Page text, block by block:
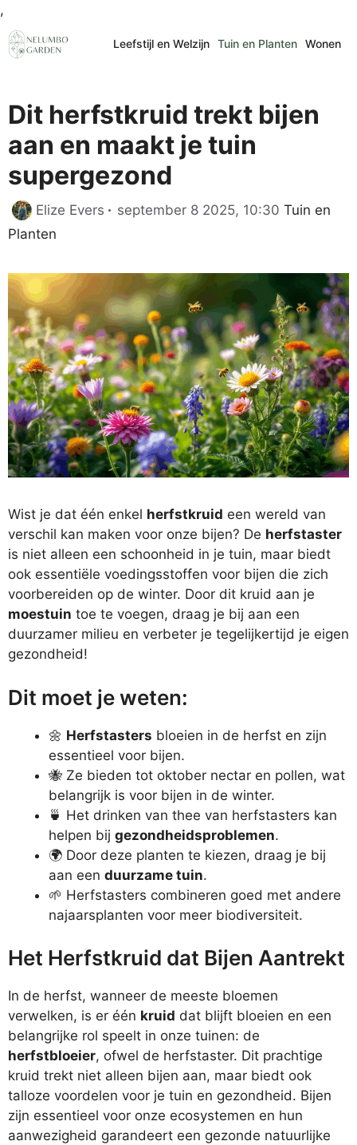
,
naar
de
Leefstijl en Welzijn Tuin en Planten Wonen
Dit herfstkruid trekt bijen
aan en maakt je tuin
supergezond
Elize Evers september 8 2025, 10:30 Tuin en
Planten
Wist je dat één enkel herfstkruid een wereld van
verschil kan maken voor onze bijen? De herfstaster
is niet alleen een schoonheid in je tuin, maar biedt
ook essentiële voedingsstoffen voor bijen die zich
voorbereiden op de winter. Door dit kruid aan je
moestuin toe te voegen, draag je bij aan een
duurzamer milieu en verbeter je tegelijkertijd je eigen
gezondheid!
Dit moet je weten:
🌼 Herfstasters bloeien in de herfst en zijn
essentieel voor bijen.
🐝 Ze bieden tot oktober nectar en pollen, wat
belangrijk is voor bijen in de winter.
🍵 Het drinken van thee van herfstasters kan
helpen bij gezondheidsproblemen.
🌍 Door deze planten te kiezen, draag je bij
aan een duurzame tuin.
🌱 Herfstasters combineren goed met andere
najaarsplanten voor meer biodiversiteit.
Het Herfstkruid dat Bijen Aantrekt
In de herfst, wanneer de meeste bloemen
verwelken, is er één kruid dat blijft bloeien en een
belangrijke rol speelt in onze tuinen: de
herfstbloeier, ofwel de herfstaster. Dit prachtige
kruid trekt niet alleen bijen aan, maar biedt ook
talloze voordelen voor je tuin en gezondheid. Bijen
zijn essentieel voor onze ecosystemen en hun
aanwezigheid garandeert een gezonde natuurlijke